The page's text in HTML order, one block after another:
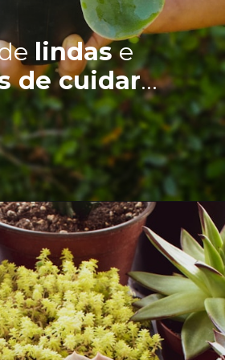
lindase
de cuidar…